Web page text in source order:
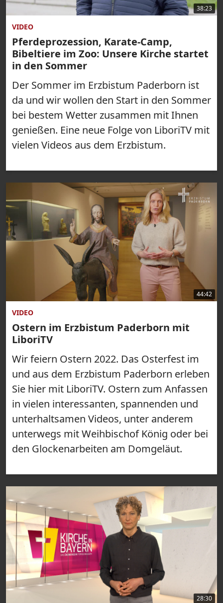
38:23
VIDEO
Pferdeprozession, Karate-Camp,
Bibeltiere im Zoo: Unsere Kirche startet
in den Sommer
Der Sommer im Erzbistum Paderborn ist
da und wir wollen den Start in den Sommer
bei bestem Wetter zusammen mit Ihnen
genießen. Eine neue Folge von LiboriTV mit
vielen Videos aus dem Erzbistum.
44:42
VIDEO
Ostern im Erzbistum Paderborn mit
LiboriTV
Wir feiern Ostern 2022. Das Osterfest im
und aus dem Erzbistum Paderborn erleben
Sie hier mit LiboriTV. Ostern zum Anfassen
in vielen interessanten, spannenden und
unterhaltsamen Videos, unter anderem
unterwegs mit Weihbischof König oder bei
den Glockenarbeiten am Domgeläut.
28:30